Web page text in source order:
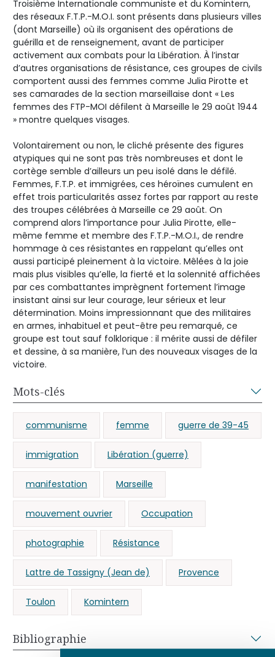
Troisième Internationale communiste et du Komintern,
des réseaux F.T.P.-M.O.I. sont présents dans plusieurs villes
(dont Marseille) où ils organisent des opérations de
guérilla et de renseignement, avant de participer
activement aux combats pour la Libération. À l’instar
d’autres organisations de résistance, ces groupes de civils
comportent aussi des femmes comme Julia Pirotte et
ses camarades de la section marseillaise dont « Les
femmes des FTP-MOI défilent à Marseille le 29 août 1944
» montre quelques visages.
Volontairement ou non, le cliché présente des figures
atypiques qui ne sont pas très nombreuses et dont le
cortège semble d’ailleurs un peu isolé dans le défilé.
Femmes, F.T.P. et immigrées, ces héroïnes cumulent en
effet trois particularités assez fortes par rapport au reste
des troupes célébrées à Marseille ce 29 août. On
comprend alors l’importance pour Julia Pirotte, elle-
même femme et membre des F.T.P.-M.O.I., de rendre
hommage à ces résistantes en rappelant qu’elles ont
aussi participé pleinement à la victoire. Mêlées à la joie
mais plus visibles qu’elle, la fierté et la solennité affichées
par ces combattantes imprègnent fortement l’image
insistant ainsi sur leur courage, leur sérieux et leur
détermination. Moins impressionnant que des militaires
en armes, inhabituel et peut-être peu remarqué, ce
groupe est tout sauf folklorique : il mérite aussi de défiler
et dessine, à sa manière, l’un des nouveaux visages de la
victoire.
Mots-clés
communisme femme guerre de 39-45
immigration Libération (guerre)
manifestation Marseille
mouvement ouvrier Occupation
photographie Résistance
Lattre de Tassigny (Jean de) Provence
Toulon Komintern
Bibliographie